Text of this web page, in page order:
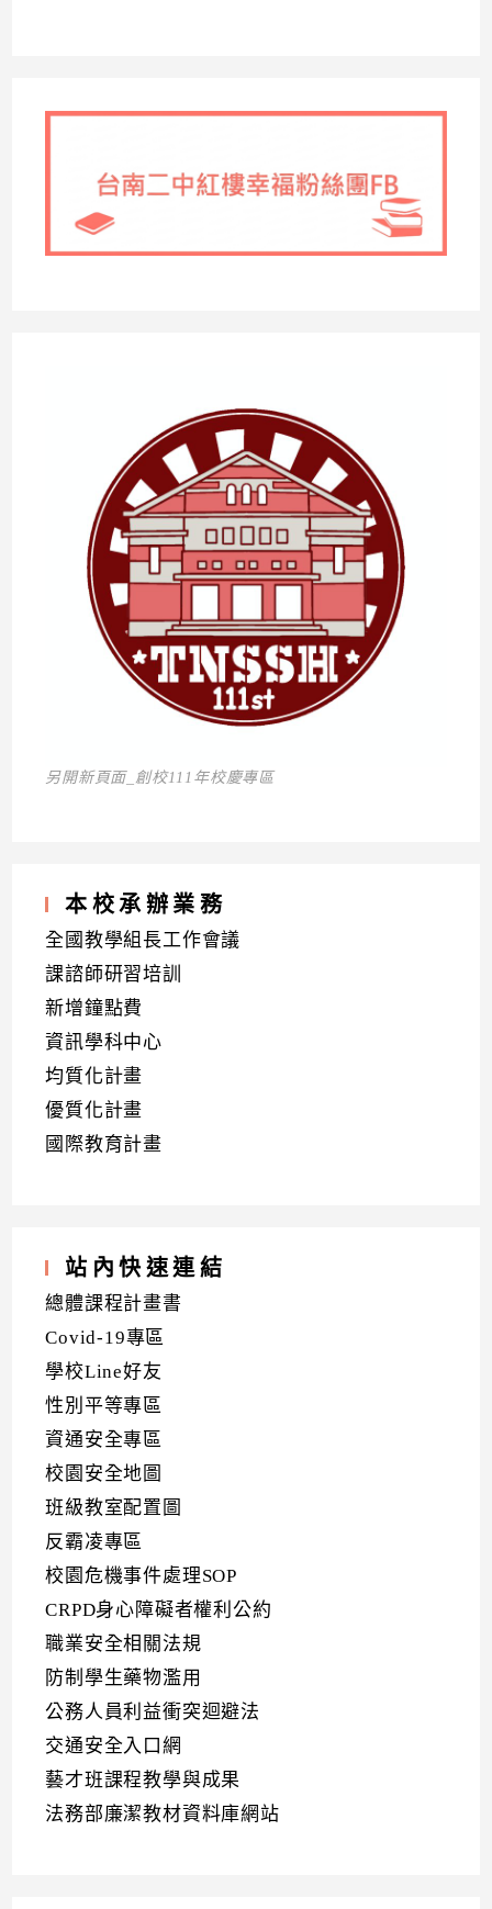
另開新頁面_創校111年校慶專區
本校承辦業務
全國教學組長工作會議
課諮師研習培訓
新增鐘點費
資訊學科中心
均質化計畫
優質化計畫
國際教育計畫
站內快速連結
總體課程計畫書
Covid-19專區
學校Line好友
性別平等專區
資通安全專區
校園安全地圖
班級教室配置圖
反霸凌專區
校園危機事件處理SOP
CRPD身心障礙者權利公約
職業安全相關法規
防制學生藥物濫用
公務人員利益衝突迴避法
交通安全入口網
藝才班課程教學與成果
法務部廉潔教材資料庫網站